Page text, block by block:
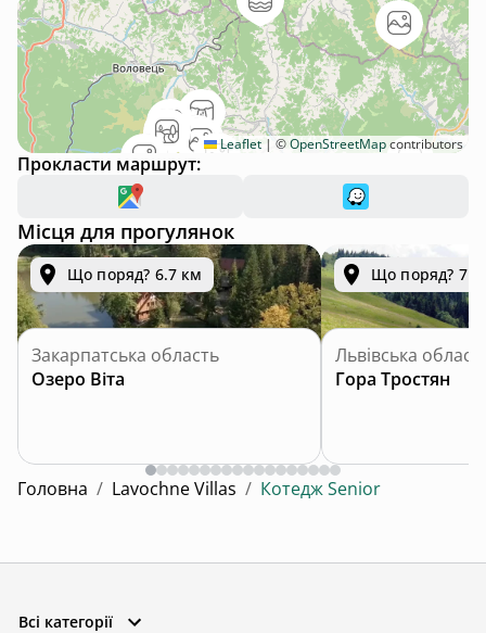
Leaflet | ©OpenStreetMapcontributors
Прокласти маршрут:
Місця для прогулянок
Що поряд? 6.7 км
Закарпатська область
Озеро Віта
Що поряд? 7.5
Львівська
Гора Тростян
Головна / Lavochne Villas / Котедж Senior
Всі категорії